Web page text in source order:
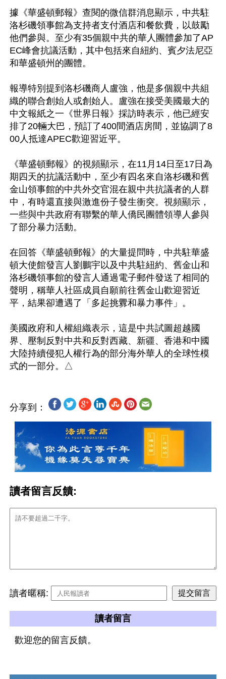
據《華盛頓郵報》查閱的微信群消息顯示，中共駐
洛杉磯領事館為支持者支付酒店和餐飲費，以鼓勵
他們參與。至少有35個親中共的華人團體參加了AP
EC峰會抗議活動，其中包括來自紐約、賓夕法尼亞
和華盛頓州的團體。
報導特別提到洛杉磯商人盧強，他是多個親中共組
織的聯合創始人或創始人。盧強在接受美國最大的
中文報紙之一《世界日報》採訪時表示，他已經安
排了20輛大巴，預訂了400間酒店房間，並協調了8
00人抵達APEC歡迎習近平。
《華盛頓郵報》的視頻顯示，在11月14日至17日為
期四天的抗議活動中，至少有四名來自洛杉磯和舊
金山領事館的中共外交官混在親中共抗議者的人群
中，有時還直接與激進份子發生衝突。視頻顯示，
一些與中共政府有聯繫的華人僑民團體領導人參與
了部分暴力活動。
在回答《華盛頓郵報》的大量提問時，中共駐華盛
頓大使館發言人劉鵬宇以及中共駐紐約、舊金山和
洛杉磯領事館的發言人通過電子郵件發送了相同的
聲明，稱華人社區成員自願前往舊金山歡迎習近
平，結果卻遭遇了「多起挑釁和暴力事件」。
美國政府和人權組織表示，這是中共試圖超越國
界、壓制反對中共和反對西藏、新疆、香港和中國
大陸持續侵犯人權行為的部分海外華人的全球性模
分享到：
讀者留言反饋:
讀者暱稱:
讀者留言
歡迎您的留言反饋。